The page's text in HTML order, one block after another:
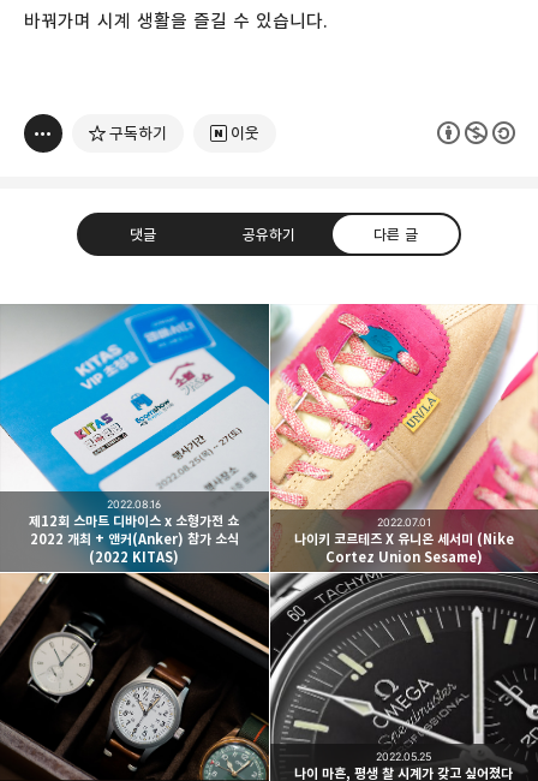
바꿔가며 시계 생활을 즐길 수 있습니다.
구독하기 이웃
댓글 공유하기 다른 글
빛으로 쓴 편지
취미분야 크리에이터
여행하고 사진을 찍습니다. 생각을 덧붙입니다.
구독하기
구독하기 카카오톡 라인 트위터
카카오스토리 밴드 네이버 블로그
제12회 스마트 디바이스 x 소형가전 쇼
2022 개최 + 앤커(Anker) 참가 소식
(2022 KITAS)
2022.08.16
나이키 코르테즈 X 유니온 세서미 (Nike
Cortez Union Sesame)
2022.07.01
나이 마흔, 평생 찰 시계가 갖고 싶어졌다
2022.05.25